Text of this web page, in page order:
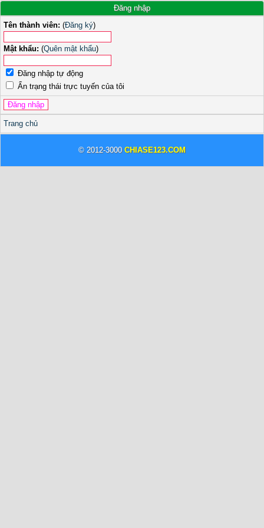
Đăng nhập
Tên thành viên: (Đăng ký)
Mật khẩu: (Quên mật khẩu)
Đăng nhập tự động
Ẩn trạng thái trực tuyến của tôi
Trang chủ
© 2012-3000 CHIASE123.COM